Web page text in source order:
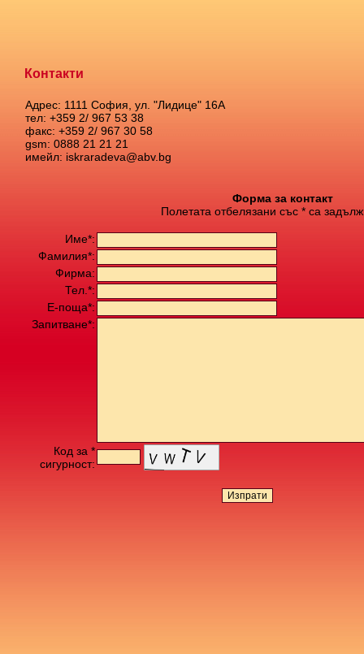
Контакти
Адрес: 1111 София, ул. "Лидице" 16А
тел: +359 2/ 967 53 38
факс: +359 2/ 967 30 58
gsm: 0888 21 21 21
имейл: iskraradeva@abv.bg
Форма за контакт
Полетата отбелязани със * са
Име*:
Фамилия*:
Фирма:
Тел.*:
Е-поща*:
Запитване*:
Код за *
сигурност: